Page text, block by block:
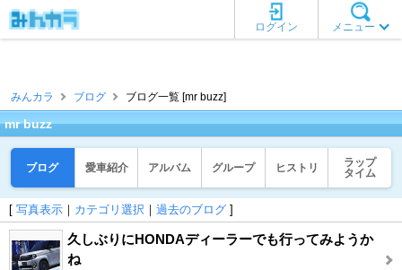
メニュー
ログイン
みんカラ ブログ ブログ一覧 [mr buzz]
mr buzz
ブログ 愛車紹介 アルバム グループ ヒストリ
ラップ
タイム
[ 写真表示 ｜ カテゴリ選択 ｜ 過去のブログ ]
久しぶりにHONDAディーラーでも行ってみようか
ね